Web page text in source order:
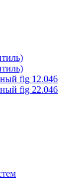
fig 12.046
fig 22.046